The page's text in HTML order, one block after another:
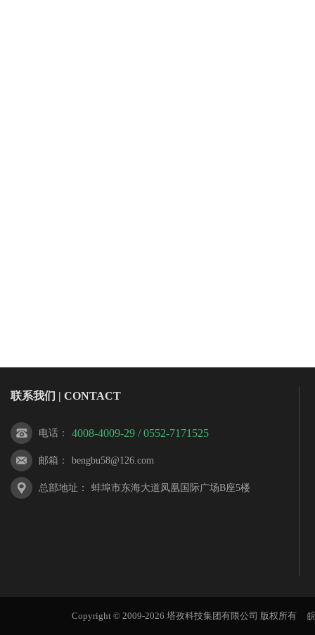
联系我们 | CONTACT
电话 ： 4008-4009-29 / 0552-7171525
邮箱 ： bengbu58@126.com
总部地址 ： 蚌埠市东海大道凤凰国际广场B座5楼
Copyright © 2009-2026 塔孜科技集团有限公司 版权所有